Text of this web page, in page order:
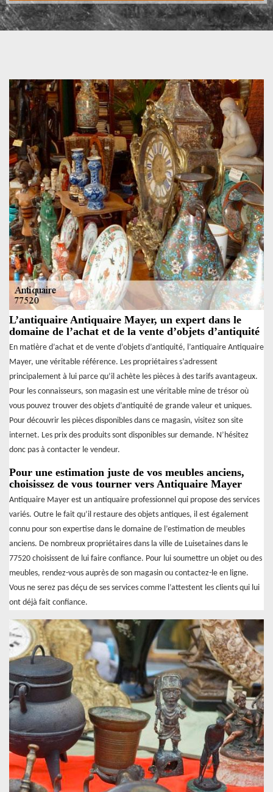
L’antiquaire Antiquaire Mayer, un expert dans le
domaine de l’achat et de la vente d’objets d’antiquité
En matière d’achat et de vente d’objets d’antiquité, l’antiquaire Antiquaire
Mayer, une véritable référence. Les propriétaires s’adressent
principalement à lui parce qu’il achète les pièces à des tarifs avantageux.
Pour les connaisseurs, son magasin est une véritable mine de trésor où
vous pouvez trouver des objets d’antiquité de grande valeur et uniques.
Pour découvrir les pièces disponibles dans ce magasin, visitez son site
internet. Les prix des produits sont disponibles sur demande. N’hésitez
donc pas à contacter le vendeur.
Pour une estimation juste de vos meubles anciens,
choisissez de vous tourner vers Antiquaire Mayer
Antiquaire Mayer est un antiquaire professionnel qui propose des services
variés. Outre le fait qu’il restaure des objets antiques, il est également
connu pour son expertise dans le domaine de l’estimation de meubles
anciens. De nombreux propriétaires dans la ville de Luisetaines dans le
77520 choisissent de lui faire confiance. Pour lui soumettre un objet ou des
meubles, rendez-vous auprès de son magasin ou contactez-le en ligne.
Vous ne serez pas déçu de ses services comme l’attestent les clients qui lui
ont déjà fait confiance.